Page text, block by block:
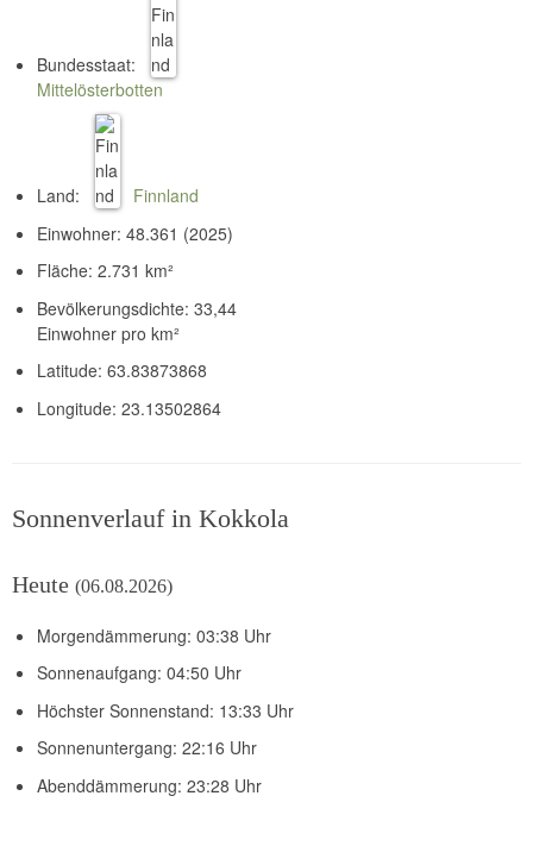
Bundesstaat:
Mittelösterbotten
Land:
Finnland
Einwohner: 48.361 (2025)
Fläche: 2.731 km²
Bevölkerungsdichte: 33,44
Einwohner pro km²
Latitude: 63.83873868
Longitude: 23.13502864
Sonnenverlauf in Kokkola
Heute (06.08.2026)
Morgendämmerung: 03:38 Uhr
Sonnenaufgang: 04:50 Uhr
Höchster Sonnenstand: 13:33 Uhr
Sonnenuntergang: 22:16 Uhr
Abenddämmerung: 23:28 Uhr